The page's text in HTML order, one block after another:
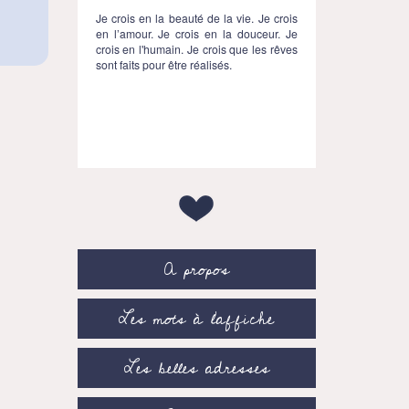
Je crois en la beauté de la vie. Je crois
en l’amour. Je crois en la douceur. Je
crois en l'humain. Je crois que les rêves
sont faits pour être réalisés.
A propos
Les mots à l’affiche
Les belles adresses